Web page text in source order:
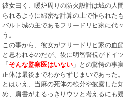
彼女曰く、暖炉周りの防火設計は城の人
られるように綿密な計算の上で作られたも
バルト城の主であるフリードリヒ家に代
う。
この事から、彼女がフリードリヒ家の血
と思われるのだが、後に明智警視がドイ
「そんな監察医はいない 」との驚愕の事
正体は最後までわからずじまいであった。
とはいえ、当麻の死体の検分や披露した
め、肩書がまるっきりウソと考えるにも